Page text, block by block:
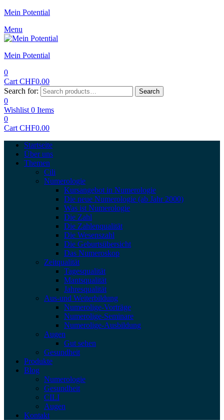
Mein Potential
Menu
Mein Potential
0
Cart CHF0.00
Search for:
Search
0
Wishlist 0 Items
0
Cart CHF0.00
Startseite
Über uns
Themen
Cili
Numerologie
Kursangebot in Numerologie
Die neue Numerologie (ab Jahr 2000)
Was ist Numerologie
Die Zahl
Die Zahlenqualität
Die Wesenszahl
Die Geburtsübersicht
Das Numeroskop
Zeitqualität
Tagesqualität
Mantsqualität
Jahresqualität
Aus-und Weiterbildung
Numerolige-Vorträge
Numerolige-Seminare
Numerolige-Ausbildung
Augen
Gut sehen
Gesundheit
Produkte
Blog
Numerologie
Gesundheit
CILI
Augen
Kontakt